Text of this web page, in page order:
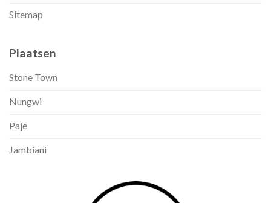
Sitemap
Plaatsen
Stone Town
Nungwi
Paje
Jambiani